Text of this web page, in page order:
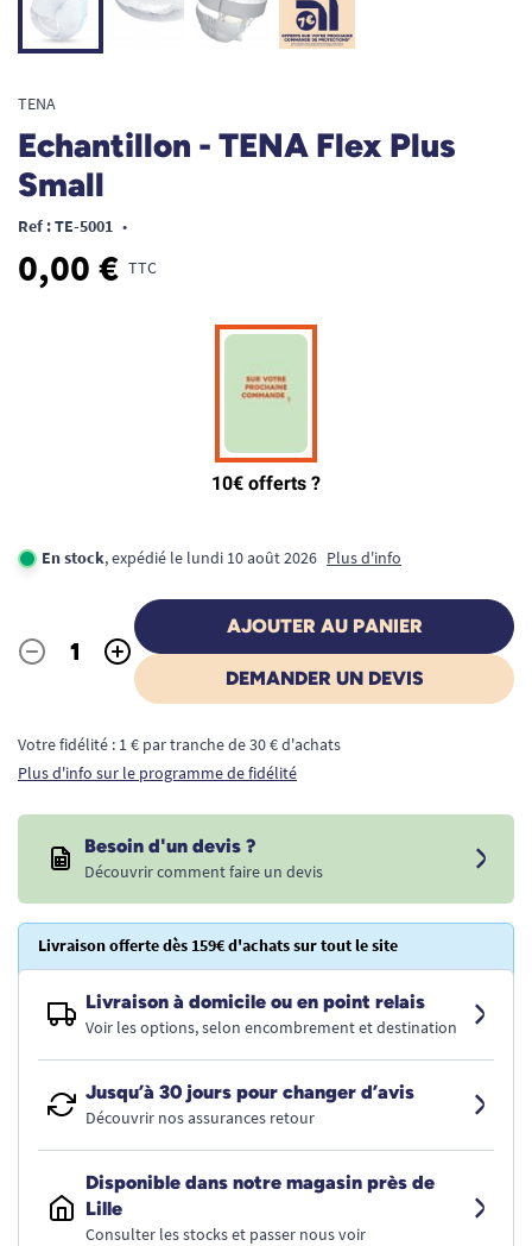
TENA
Echantillon - TENA Flex Plus
Small
Ref : TE-5001 •
0,00 € TTC
En stock, expédié le lundi 10 août 2026 Plus d'info
Quantité
- +
AJOUTER AU PANIER
DEMANDER UN DEVIS
Votre fidélité : 1 € par tranche de 30 € d'achats
Plus d'info sur le programme de fidélité
Besoin d'un devis ?
Découvrir comment faire un devis
Livraison offerte dès 159€ d'achats sur tout le site
Livraison à domicile ou en point relais
Voir les options, selon encombrement et destination
Jusqu’à 30 jours pour changer d’avis
Découvrir nos assurances retour
Disponible dans notre magasin près de
Lille
Consulter les stocks et passer nous voir